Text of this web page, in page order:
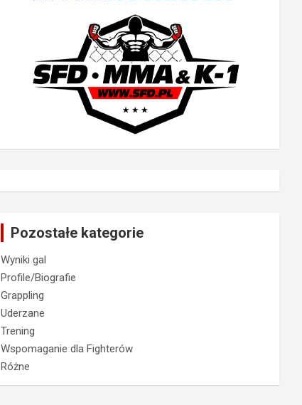
Pozostałe kategorie
Wyniki gal
Profile/Biografie
Grappling
Uderzane
Trening
Wspomaganie dla Fighterów
Różne